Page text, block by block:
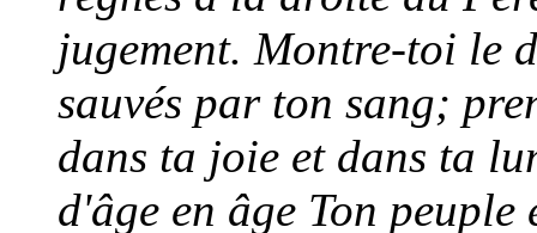
jugement. Montre-toi le
sauvés par ton sang;
dans ta joie et dans ta
d'âge en âge Ton